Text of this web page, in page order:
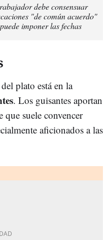
debe consensuar
"de común acuerdo"
imponer las fechas
plato está en la
. Los guisantes aportan
que suele convencer
aficionados a las